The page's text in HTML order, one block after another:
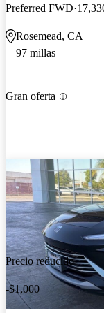
Preferred FWD
Rosemead, CA
97 millas
Gran oferta
Precio reducido
-$1,000